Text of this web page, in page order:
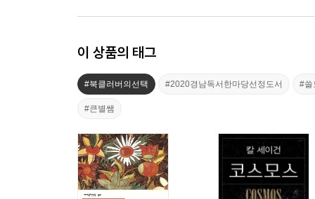
이 상품의 태그
#북클러버의선택 #2020경남독서한마당선정도서 #쓸
#큰별쌤